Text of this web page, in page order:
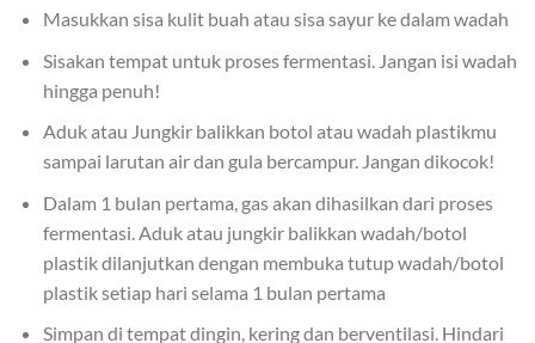
Masukkan sisa kulit buah atau sisa sayur ke dalam wadah
Sisakan tempat untuk proses fermentasi. Jangan isi wadah
hingga penuh!
Aduk atau Jungkir balikkan botol atau wadah plastikmu
sampai larutan air dan gula bercampur. Jangan dikocok!
Dalam 1 bulan pertama, gas akan dihasilkan dari proses
fermentasi. Aduk atau jungkir balikkan wadah/botol
plastik dilanjutkan dengan membuka tutup wadah/botol
plastik setiap hari selama 1 bulan pertama
Simpan di tempat dingin, kering dan berventilasi. Hindari